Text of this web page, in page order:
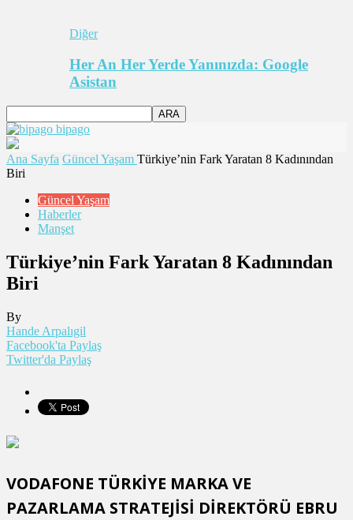
Diğer
Her An Her Yerde Yanınızda: Google
Asistan
bipago
Ana Sayfa Güncel Yaşam Türkiye’nin Fark Yaratan 8 Kadınından
Biri
Güncel Yaşam
Haberler
Manşet
Türkiye’nin Fark Yaratan 8 Kadınından
Biri
By
Hande Arpalıgil
Facebook'ta Paylaş
Twitter'da Paylaş
VODAFONE TÜRKİYE MARKA VE
PAZARLAMA STRATEJİSİ DİREKTÖRÜ EBRU